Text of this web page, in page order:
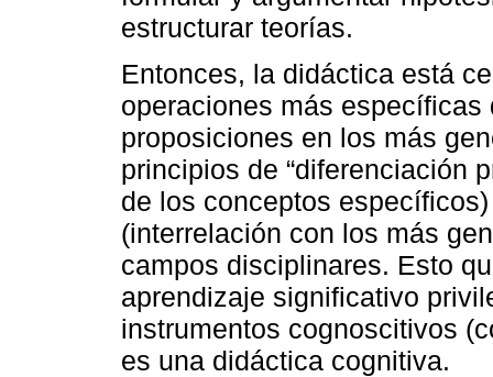
estructurar teorías.
Entonces, la didáctica está
operaciones más
proposiciones en los más
principios de “diferenciación
de los conceptos
(interrelación con los más
campos disciplinares. Esto
aprendizaje significativo
instrumentos cognoscitivos
es una didáctica cognitiva.